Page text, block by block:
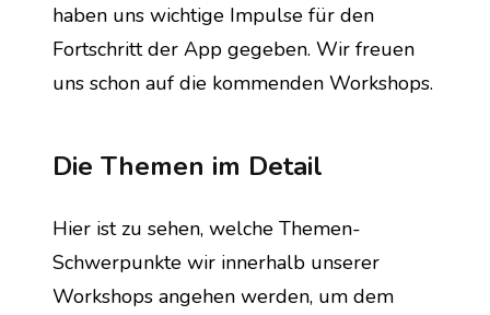
haben uns wichtige Impulse für den
Fortschritt der App gegeben. Wir freuen
uns schon auf die kommenden Workshops.
Die Themen im Detail
Hier ist zu sehen, welche Themen-
Schwerpunkte wir innerhalb unserer
Workshops angehen werden, um dem